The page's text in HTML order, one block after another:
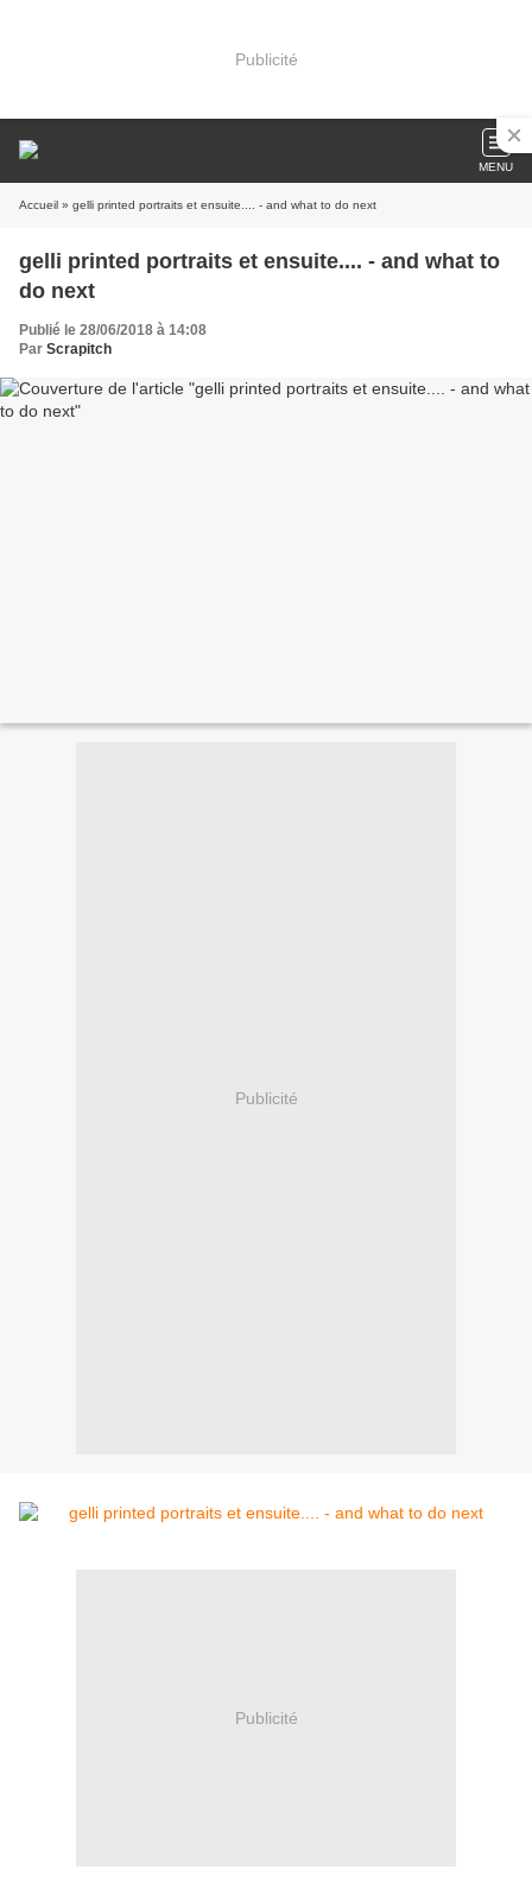
Publicité
MENU
Accueil » gelli printed portraits et ensuite.... - and what to do next
gelli printed portraits et ensuite.... - and what to
do next
Publié le 28/06/2018 à 14:08
Par Scrapitch
Publicité
Publicité